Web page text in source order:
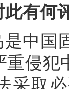
有何
中国
重侵犯
采取